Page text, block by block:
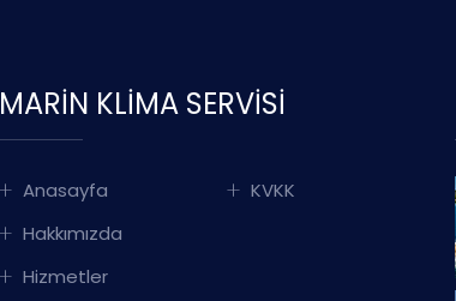
MARIN KLIMA SERVISI
Anasayfa
Hakkımızda
Hizmetler
KVKK